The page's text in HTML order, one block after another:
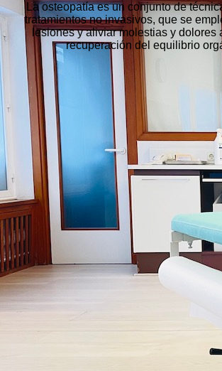
La osteopatía es un conjunto de
tratamientos no invasivos, que se
lesiones y aliviar molestias y dolores
recuperación del equilibrio